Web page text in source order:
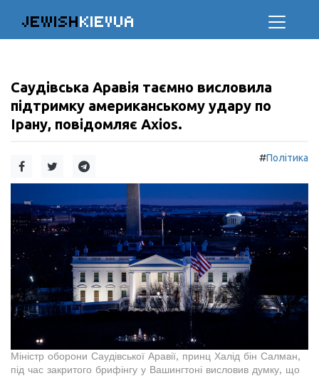
JEWISHKIEVUA
Саудівська Аравія таємно висловила
підтримку американському удару по
Ірану, повідомляє Axios.
#Політика
Міністр оборони Саудівської Аравії, принц Халід бін Салман,
під час закритого брифінгу у Вашингтоні висловив думку, що